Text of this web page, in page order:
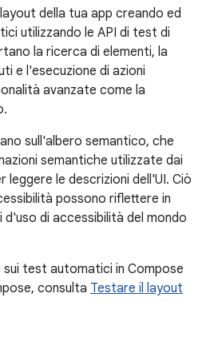
della tua app creando ed
utilizzando le API di test di
la ricerca di elementi, la
e l'esecuzione di azioni
avanzate come la
sull'albero semantico, che
semantiche utilizzate dai
leggere le descrizioni dell'UI. Ciò
possono riflettere in
di accessibilità del mondo
test automatici in Compose
consulta Testare il layout